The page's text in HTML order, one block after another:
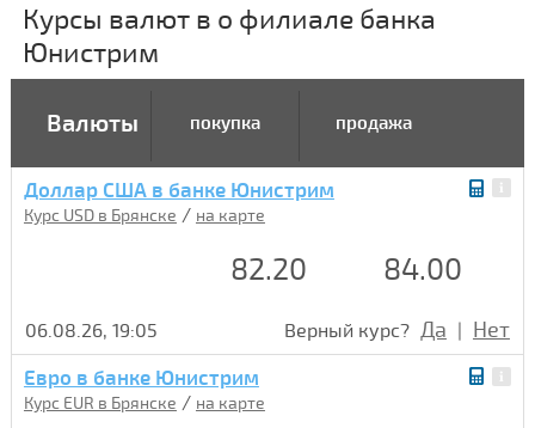
Курсы валют в о филиале банка
Юнистрим
Валюты покупка продажа
Доллар США в банке Юнистрим
Курс USD в Брянске / на карте
82.20 84.00
06.08.26, 19:05 Верный курс? Да | Нет
Евро в банке Юнистрим
Курс EUR в Брянске / на карте